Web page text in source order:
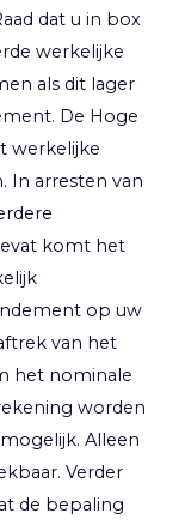
dat u in box
werkelijke
als dit lager
De Hoge
werkelijke
In arresten van
komt het
op uw
van het
het nominale
worden
Alleen
Verder
de bepaling